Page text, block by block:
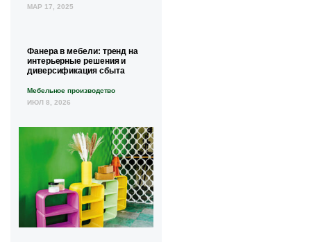
МАР 17, 2025
Фанера в мебели: тренд на
интерьерные решения и
диверсификация сбыта
Мебельное производство
ИЮЛ 8, 2026